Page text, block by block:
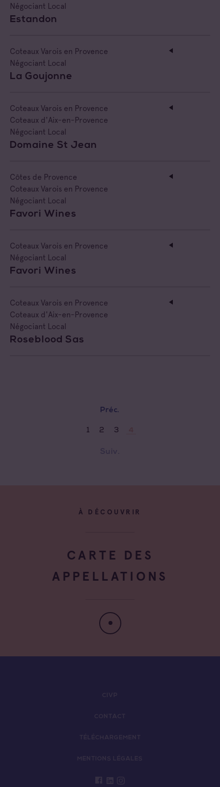
Négociant Local
Estandon
Coteaux Varois en Provence
Négociant Local
La Goujonne
Coteaux Varois en Provence
Coteaux d'Aix-en-Provence
Négociant Local
Domaine St Jean
Côtes de Provence
Coteaux Varois en Provence
Négociant Local
Favori Wines
Coteaux Varois en Provence
Négociant Local
Favori Wines
Coteaux Varois en Provence
Coteaux d'Aix-en-Provence
Négociant Local
Roseblood Sas
Préc.
1 2 3
À DÉCOUVRIR
CARTE DES
APPELLATIONS